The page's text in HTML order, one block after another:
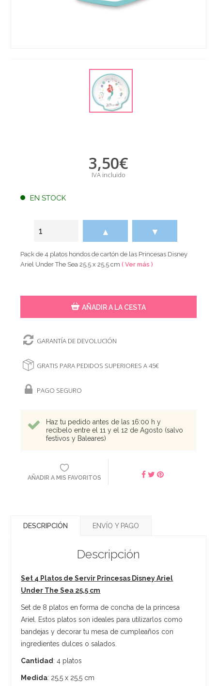
3,50€
IVA incluido
EN STOCK
▲ ▼
Pack de 4 platos hondos de cartón de las Princesas Disney
Ariel Under The Sea 25,5 x 25,5 cm( Ver más )
AÑADIR A LA CESTA
GARANTÍA DE DEVOLUCIÓN
GRATIS PARA PEDIDOS SUPERIORES A 45€
PAGO SEGURO
Haz tu pedido antes de las 16:00 h y
recíbelo entre el 11 y el 12 de Agosto (salvo
festivos y Baleares)
AÑADIR A MIS FAVORITOS
DESCRIPCIÓN ENVÍO Y PAGO
Descripción
Set 4 Platos de Servir Princesas Disney Ariel
Under The Sea 25,5 cm
Set de 8 platos en forma de concha de la princesa
Ariel. Estos platos son ideales para utilizarlos como
bandejas y decorar tu mesa de cumpleaños con
ingredientes dulces o salados.
Cantidad : 4 platos
Medida: 25,5 x 25,5 cm